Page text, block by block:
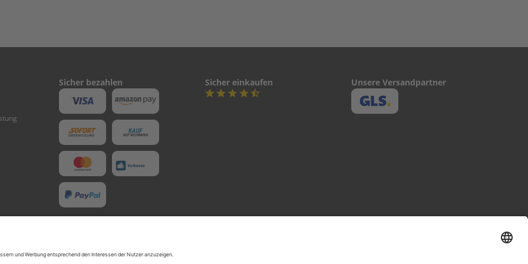
Sicher bezahlen Sicher einkaufen Unsere Versandpartner